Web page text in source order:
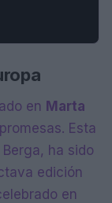
en Marta
Esta
ha sido
edición
en